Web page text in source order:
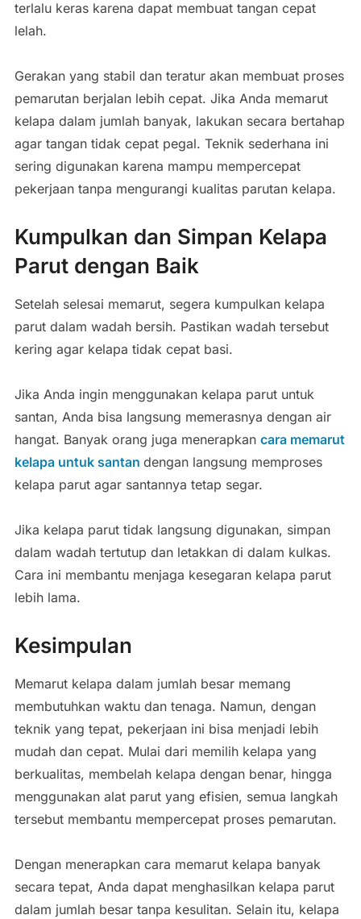
terlalu keras karena dapat membuat tangan cepat
lelah.
Gerakan yang stabil dan teratur akan membuat proses
pemarutan berjalan lebih cepat. Jika Anda memarut
kelapa dalam jumlah banyak, lakukan secara bertahap
agar tangan tidak cepat pegal. Teknik sederhana ini
sering digunakan karena mampu mempercepat
pekerjaan tanpa mengurangi kualitas parutan kelapa.
Kumpulkan dan Simpan Kelapa
Parut dengan Baik
Setelah selesai memarut, segera kumpulkan kelapa
parut dalam wadah bersih. Pastikan wadah tersebut
kering agar kelapa tidak cepat basi.
Jika Anda ingin menggunakan kelapa parut untuk
santan, Anda bisa langsung memerasnya dengan air
hangat. Banyak orang juga menerapkan cara memarut
kelapa untuk santan dengan langsung memproses
kelapa parut agar santannya tetap segar.
Jika kelapa parut tidak langsung digunakan, simpan
dalam wadah tertutup dan letakkan di dalam kulkas.
Cara ini membantu menjaga kesegaran kelapa parut
lebih lama.
Kesimpulan
Memarut kelapa dalam jumlah besar memang
membutuhkan waktu dan tenaga. Namun, dengan
teknik yang tepat, pekerjaan ini bisa menjadi lebih
mudah dan cepat. Mulai dari memilih kelapa yang
berkualitas, membelah kelapa dengan benar, hingga
menggunakan alat parut yang efisien, semua langkah
tersebut membantu mempercepat proses pemarutan.
Dengan menerapkan cara memarut kelapa banyak
secara tepat, Anda dapat menghasilkan kelapa parut
dalam jumlah besar tanpa kesulitan. Selain itu, kelapa